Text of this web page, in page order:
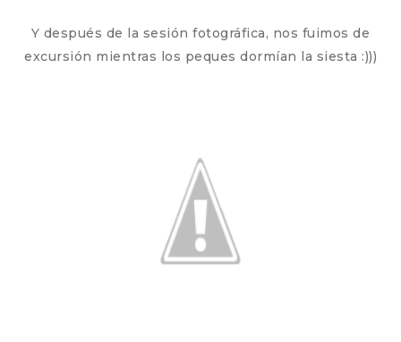
Y después de la sesión fotográfica, nos fuimos de
excursión mientras los peques dormían la siesta :)))